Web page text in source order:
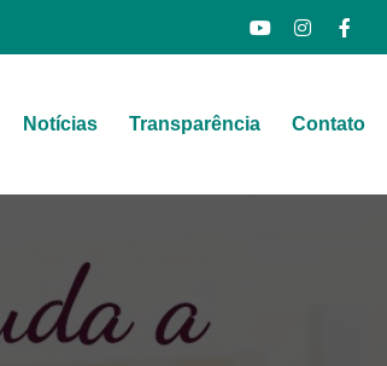
Notícias Transparência Contato